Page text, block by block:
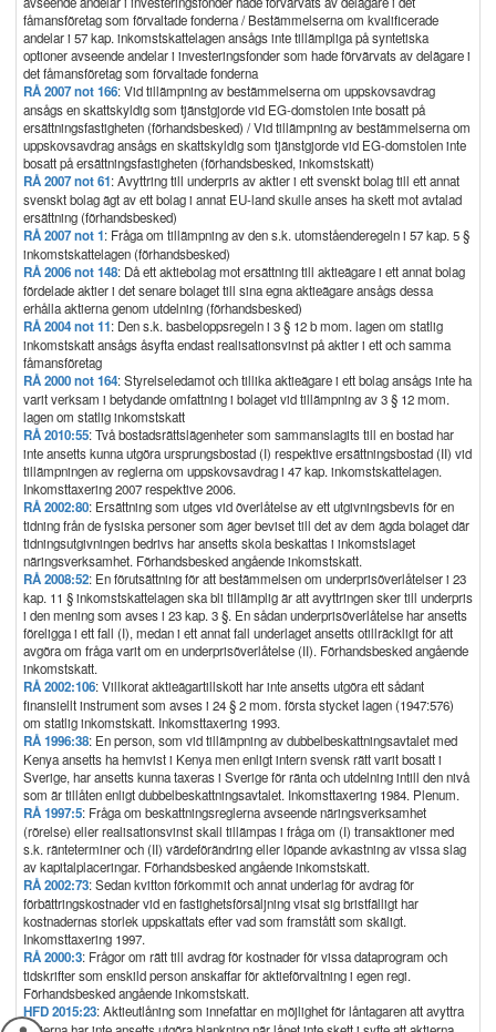
fåmansföretag som förvaltade fonderna / Bestämmelserna om kvalificerade
andelar i 57 kap. inkomstskattelagen ansågs inte tillämpliga på syntetiska
optioner avseende andelar i investeringsfonder som hade förvärvats av delägare i
det fåmansföretag som förvaltade fonderna
RÅ 2007 not 166: Vid tillämpning av bestämmelserna om uppskovsavdrag
ansågs en skattskyldig som tjänstgjorde vid EG-domstolen inte bosatt på
ersättningsfastigheten (förhandsbesked) / Vid tillämpning av bestämmelserna om
uppskovsavdrag ansågs en skattskyldig som tjänstgjorde vid EG-domstolen inte
bosatt på ersättningsfastigheten (förhandsbesked, inkomstskatt)
RÅ 2007 not 61: Avyttring till underpris av aktier i ett svenskt bolag till ett annat
svenskt bolag ägt av ett bolag i annat EU-land skulle anses ha skett mot avtalad
ersättning (förhandsbesked)
RÅ 2007 not 1: Fråga om tillämpning av den s.k. utomståenderegeln i 57 kap. 5 §
inkomstskattelagen (förhandsbesked)
RÅ 2006 not 148: Då ett aktiebolag mot ersättning till aktieägare i ett annat bolag
fördelade aktier i det senare bolaget till sina egna aktieägare ansågs dessa
erhålla aktierna genom utdelning (förhandsbesked)
RÅ 2004 not 11: Den s.k. basbeloppsregeln i 3 § 12 b mom. lagen om statlig
inkomstskatt ansågs åsyfta endast realisationsvinst på aktier i ett och samma
fåmansföretag
RÅ 2000 not 164: Styrelseledamot och tillika aktieägare i ett bolag ansågs inte ha
varit verksam i betydande omfattning i bolaget vid tillämpning av 3 § 12 mom.
lagen om statlig inkomstskatt
RÅ 2010:55: Två bostadsrättslägenheter som sammanslagits till en bostad har
inte ansetts kunna utgöra ursprungsbostad (I) respektive ersättningsbostad (II) vid
tillämpningen av reglerna om uppskovsavdrag i 47 kap. inkomstskattelagen.
Inkomsttaxering 2007 respektive 2006.
RÅ 2002:80: Ersättning som utges vid överlåtelse av ett utgivningsbevis för en
tidning från de fysiska personer som äger beviset till det av dem ägda bolaget där
tidningsutgivningen bedrivs har ansetts skola beskattas i inkomstslaget
näringsverksamhet. Förhandsbesked angående inkomstskatt.
RÅ 2008:52: En förutsättning för att bestämmelsen om underprisöverlåtelser i 23
kap. 11 § inkomstskattelagen ska bli tillämplig är att avyttringen sker till underpris
i den mening som avses i 23 kap. 3 §. En sådan underprisöverlåtelse har ansetts
föreligga i ett fall (I), medan i ett annat fall underlaget ansetts otillräckligt för att
avgöra om fråga varit om en underprisöverlåtelse (II). Förhandsbesked angående
inkomstskatt.
RÅ 2002:106: Villkorat aktieägartillskott har inte ansetts utgöra ett sådant
finansiellt instrument som avses i 24 § 2 mom. första stycket lagen (1947:576)
om statlig inkomstskatt. Inkomsttaxering 1993.
RÅ 1996:38: En person, som vid tillämpning av dubbelbeskattningsavtalet med
Kenya ansetts ha hemvist i Kenya men enligt intern svensk rätt varit bosatt i
Sverige, har ansetts kunna taxeras i Sverige för ränta och utdelning intill den nivå
som är tillåten enligt dubbelbeskattningsavtalet. Inkomsttaxering 1984. Plenum.
RÅ 1997:5: Fråga om beskattningsreglerna avseende näringsverksamhet
(rörelse) eller realisationsvinst skall tillämpas i fråga om (I) transaktioner med
s.k. ränteterminer och (II) värdeförändring eller löpande avkastning av vissa slag
av kapitalplaceringar. Förhandsbesked angående inkomstskatt.
RÅ 2002:73: Sedan kvitton förkommit och annat underlag för avdrag för
förbättringskostnader vid en fastighetsförsäljning visat sig bristfälligt har
kostnadernas storlek uppskattats efter vad som framstått som skäligt.
Inkomsttaxering 1997.
RÅ 2000:3: Frågor om rätt till avdrag för kostnader för vissa dataprogram och
tidskrifter som enskild person anskaffar för aktieförvaltning i egen regi.
Förhandsbesked angående inkomstskatt.
HFD 2015:23: Aktieutlåning som innefattar en möjlighet för låntagaren att avyttra